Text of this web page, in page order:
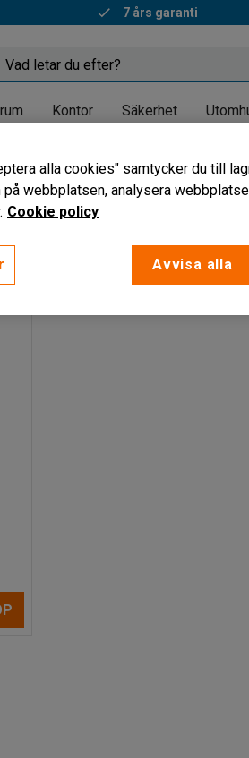
7 års garanti
Kontor Säkerhet
alla cookies" samtycker du till
webbplatsen, analysera
Cookie policy
Avvisa alla